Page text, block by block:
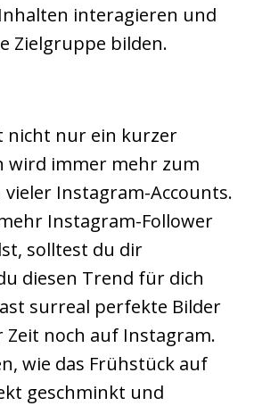
interagieren und
Zielgruppe bilden.
nicht nur ein kurzer
wird immer mehr zum
vieler Instagram-Accounts.
Instagram-Follower
solltest du dir
diesen Trend für dich
surreal perfekte Bilder
noch auf Instagram.
wie das Frühstück auf
geschminkt und